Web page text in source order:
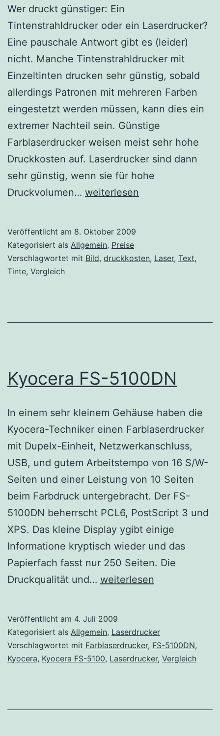
Wer druckt günstiger: Ein
Tintenstrahldrucker oder ein Laserdrucker?
Eine pauschale Antwort gibt es (leider)
nicht. Manche Tintenstrahldrucker mit
Einzeltinten drucken sehr günstig, sobald
allerdings Patronen mit mehreren Farben
eingestetzt werden müssen, kann dies ein
extremer Nachteil sein. Günstige
Farblaserdrucker weisen meist sehr hohe
Druckkosten auf. Laserdrucker sind dann
sehr günstig, wenn sie für hohe
Druckvolumen… Druckkosten
vs.
Laser
weiterlesen
Veröffentlicht am 8. Oktober 2009
Kategorisiert als Allgemein, Preise
Verschlagwortet mit Bild, druckkosten, Laser, Text,
Tinte, Vergleich
Kyocera FS-5100DN
In einem sehr kleinem Gehäuse haben die
Kyocera-Techniker einen Farblaserdrucker
mit Dupelx-Einheit, Netzwerkanschluss,
USB, und gutem Arbeitstempo von 16 S/W-
Seiten und einer Leistung von 10 Seiten
beim Farbdruck untergebracht. Der FS-
5100DN beherrscht PCL6, PostScript 3 und
XPS. Das kleine Display ygibt einige
Informatione kryptisch wieder und das
Papierfach fasst nur 250 Seiten. Die
Druckqualität und… Kyocera
weiterlesen
Veröffentlicht am 4. Juli 2009
Kategorisiert als Allgemein, Laserdrucker
Verschlagwortet mit Farblaserdrucker, FS-5100DN,
Kyocera, Kyocera FS-5100, Laserdrucker, Vergleich